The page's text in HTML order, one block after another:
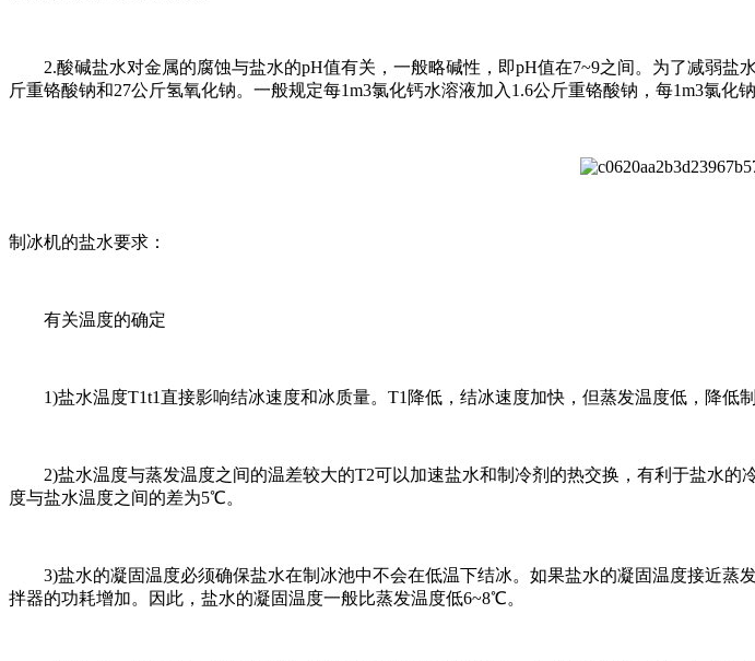
2.酸碱盐水对金属的腐蚀与盐水的pH值有关，一般略碱性，即pH值在7~9之间。为了减弱盐
斤重铬酸钠和27公斤氢氧化钠。一般规定每1m3氯化钙水溶液加入1.6公斤重铬酸钠，每1m3氯化
制冰机的盐水要求：
有关温度的确定
1)盐水温度T1t1直接影响结冰速度和冰质量。T1降低，结冰速度加快，但蒸发温度低，降低
2)盐水温度与蒸发温度之间的温差较大的T2可以加速盐水和制冷剂的热交换，有利于盐水的
度与盐水温度之间的差为5℃。
3)盐水的凝固温度必须确保盐水在制冰池中不会在低温下结冰。如果盐水的凝固温度接近蒸
拌器的功耗增加。因此，盐水的凝固温度一般比蒸发温度低6~8℃。